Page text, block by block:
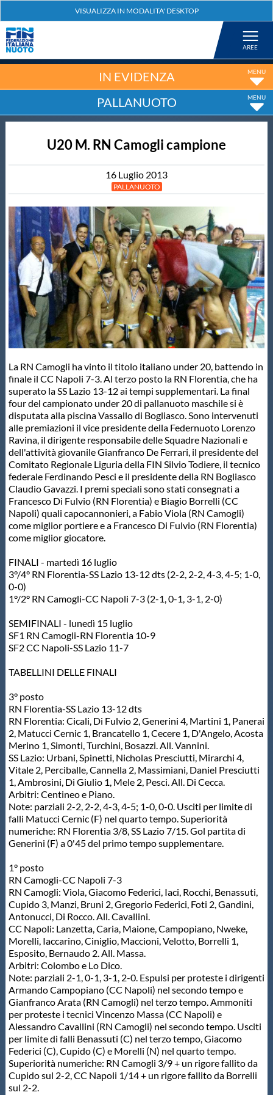
Nuoto
Tuffi
Fondo
Salvamento
Master
Formazione
GUG
Scuole Nuoto
Propaganda
Centri Federali
Area Legislativa
Protezione Civile
Qualità
Sostenibilità
Privacy
Cookie Policy
Archivio News
Flash News
Galleria fotografica
Intranet
Webmail
Contatti
Mappa del sito
IN EVIDENZA
PALLANUOTO
U20 M. RN Camogli campione
16 Luglio 2013
PALLANUOTO
La RN Camogli ha vinto il titolo italiano under 20, battendo in
finale il CC Napoli 7-3. Al terzo posto la RN Florentia, che ha
superato la SS Lazio 13-12 ai tempi supplementari. La final
four del campionato under 20 di pallanuoto maschile si è
disputata alla piscina Vassallo di Bogliasco. Sono intervenuti
alle premiazioni il vice presidente della Federnuoto Lorenzo
Ravina, il dirigente responsabile delle Squadre Nazionali e
dell'attività giovanile Gianfranco De Ferrari, il presidente del
Comitato Regionale Liguria della FIN Silvio Todiere, il tecnico
federale Ferdinando Pesci e il presidente della RN Bogliasco
Claudio Gavazzi. I premi speciali sono stati consegnati a
Francesco Di Fulvio (RN Florentia) e Biagio Borrelli (CC
Napoli) quali capocannonieri, a Fabio Viola (RN Camogli)
come miglior portiere e a Francesco Di Fulvio (RN Florentia)
come miglior giocatore.
FINALI - martedì 16 luglio
3°/4° RN Florentia-SS Lazio 13-12 dts (2-2, 2-2, 4-3, 4-5; 1-0,
0-0)
1°/2° RN Camogli-CC Napoli 7-3 (2-1, 0-1, 3-1, 2-0)
SEMIFINALI - lunedì 15 luglio
SF1 RN Camogli-RN Florentia 10-9
SF2 CC Napoli-SS Lazio 11-7
TABELLINI DELLE FINALI
3° posto
RN Florentia-SS Lazio 13-12 dts
RN Florentia: Cicali, Di Fulvio 2, Generini 4, Martini 1, Panerai
2, Matucci Cernic 1, Brancatello 1, Cecere 1, D'Angelo, Acosta
Merino 1, Simonti, Turchini, Bosazzi. All. Vannini.
SS Lazio: Urbani, Spinetti, Nicholas Presciutti, Mirarchi 4,
Vitale 2, Perciballe, Cannella 2, Massimiani, Daniel Presciutti
1, Ambrosini, Di Giulio 1, Mele 2, Pesci. All. Di Cecca.
Arbitri: Centineo e Piano.
Note: parziali 2-2, 2-2, 4-3, 4-5; 1-0, 0-0. Usciti per limite di
falli Matucci Cernic (F) nel quarto tempo. Superiorità
numeriche: RN Florentia 3/8, SS Lazio 7/15. Gol partita di
Generini (F) a 0'45 del primo tempo supplementare.
1° posto
RN Camogli-CC Napoli 7-3
RN Camogli: Viola, Giacomo Federici, Iaci, Rocchi, Benassuti,
Cupido 3, Manzi, Bruni 2, Gregorio Federici, Foti 2, Gandini,
Antonucci, Di Rocco. All. Cavallini.
CC Napoli: Lanzetta, Caria, Maione, Campopiano, Nweke,
Morelli, Iaccarino, Ciniglio, Maccioni, Velotto, Borrelli 1,
Esposito, Bernaudo 2. All. Massa.
Arbitri: Colombo e Lo Dico.
Note: parziali 2-1, 0-1, 3-1, 2-0. Espulsi per proteste i dirigenti
Armando Campopiano (CC Napoli) nel secondo tempo e
Gianfranco Arata (RN Camogli) nel terzo tempo. Ammoniti
per proteste i tecnici Vincenzo Massa (CC Napoli) e
Alessandro Cavallini (RN Camogli) nel secondo tempo. Usciti
per limite di falli Benassuti (C) nel terzo tempo, Giacomo
Federici (C), Cupido (C) e Morelli (N) nel quarto tempo.
Superiorità numeriche: RN Camogli 3/9 + un rigore fallito da
Cupido sul 2-2, CC Napoli 1/14 + un rigore fallito da Borrelli
sul 2-2.